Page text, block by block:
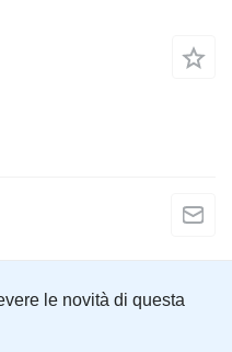
le novità di questa